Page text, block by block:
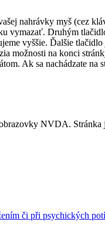
nahrávky myš (cez
vymazať. Druhým
vyššie. Ďalšie
možnosti na konci
Ak sa nachádzate na
NVDA.
či při psychických